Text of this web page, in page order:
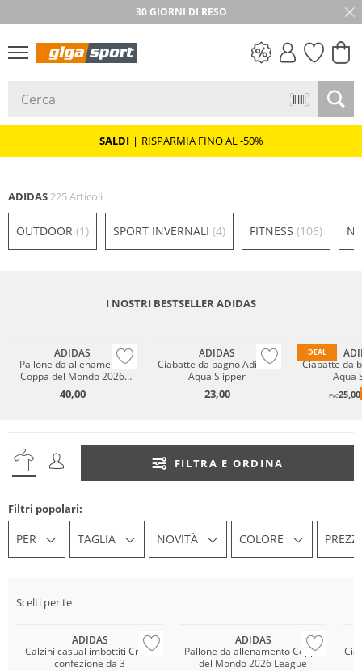
★★★★★ 4,8 / 5,0 STELLE
30 GIORNI DI RESO
SALDI | RISPARMIA FINO AL -50%
ADIDAS225 Articoli
OUTDOOR (1) SPORT INVERNALI (4) FITNESS (106)
I NOSTRI BESTSELLER ADIDAS
ADIDAS
Pallone da allenamento
Coppa del Mondo 2026
League
40,00
ADIDAS
Ciabatte da bagno Adilette
Aqua Slipper
23,00
DEAL
Ciabatte da
Aqua
PVC25,00
FILTRA E ORDINA
Filtri popolari:
PER TAGLIA NOVITÀ COLORE
Scelti per te
Multi Pack
ADIDAS
Calzini casual imbottiti Crew,
confezione da 3
ADIDAS
Pallone da allenamento Coppa
del Mondo 2026 League